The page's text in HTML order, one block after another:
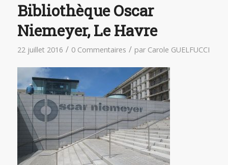
Bibliothèque Oscar
Niemeyer, Le Havre
22 juillet 2016 / 0 Commentaires / par Carole GUELFUCCI